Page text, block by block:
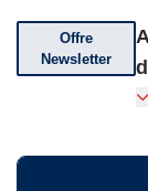
Offre
Newsletter